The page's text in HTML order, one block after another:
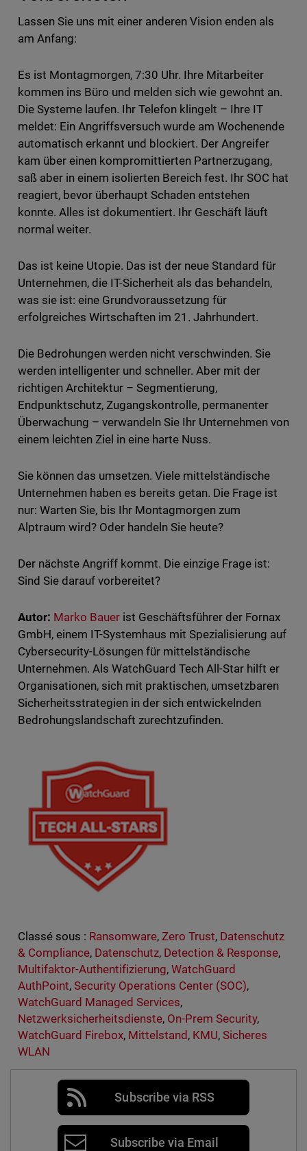
Lassen Sie uns mit einer anderen Vision enden als
am Anfang:
Es ist Montagmorgen, 7:30 Uhr. Ihre Mitarbeiter
kommen ins Büro und melden sich wie gewohnt an.
Die Systeme laufen. Ihr Telefon klingelt – Ihre IT
meldet: Ein Angriffsversuch wurde am Wochenende
automatisch erkannt und blockiert. Der Angreifer
kam über einen kompromittierten Partnerzugang,
saß aber in einem isolierten Bereich fest. Ihr SOC hat
reagiert, bevor überhaupt Schaden entstehen
konnte. Alles ist dokumentiert. Ihr Geschäft läuft
normal weiter.
Das ist keine Utopie. Das ist der neue Standard für
Unternehmen, die IT-Sicherheit als das behandeln,
was sie ist: eine Grundvoraussetzung für
erfolgreiches Wirtschaften im 21. Jahrhundert.
Die Bedrohungen werden nicht verschwinden. Sie
werden intelligenter und schneller. Aber mit der
richtigen Architektur – Segmentierung,
Endpunktschutz, Zugangskontrolle, permanenter
Überwachung – verwandeln Sie Ihr Unternehmen von
einem leichten Ziel in eine harte Nuss.
Sie können das umsetzen. Viele mittelständische
Unternehmen haben es bereits getan. Die Frage ist
nur: Warten Sie, bis Ihr Montagmorgen zum
Alptraum wird? Oder handeln Sie heute?
Der nächste Angriff kommt. Die einzige Frage ist:
Sind Sie darauf vorbereitet?
Autor: Marko Bauerist Geschäftsführer der Fornax
GmbH, einem IT-Systemhaus mit Spezialisierung auf
Cybersecurity-Lösungen für mittelständische
Unternehmen. Als WatchGuard Tech All-Star hilft er
Organisationen, sich mit praktischen, umsetzbaren
Sicherheitsstrategien in der sich entwickelnden
Bedrohungslandschaft zurechtzufinden.
Classé sous : Ransomware, Zero Trust, Datenschutz
& Compliance, Datenschutz, Detection & Response,
Multifaktor-Authentifizierung,WatchGuard
AuthPoint, Security Operations Center (SOC),
WatchGuard Managed Services,
Netzwerksicherheitsdienste, On-Prem Security,
WatchGuard Firebox, Mittelstand , KMU,Sicheres
WLAN
Subscribe via RSS
Subscribe via Email